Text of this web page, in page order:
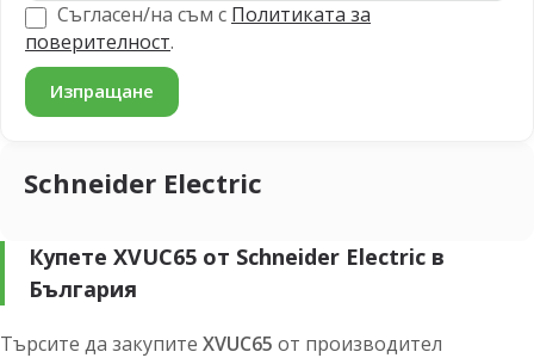
Съгласен/на съм с Политиката за
поверителност.
Schneider Electric
Купете XVUC65 от Schneider Electric в
България
Търсите да закупите XVUC65 от производител